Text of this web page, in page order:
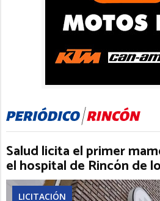
Salud licita el primer
el hospital de Rincón de
LICITACIÓN